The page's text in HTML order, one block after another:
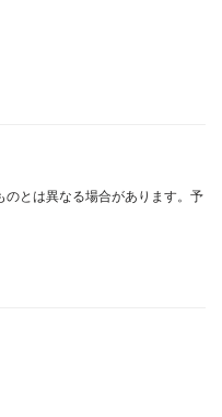
とは異なる場合があります。予